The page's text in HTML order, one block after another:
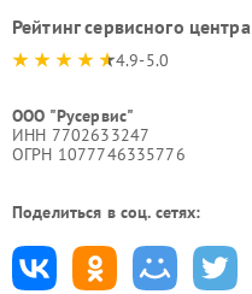
Рейтинг сервисного центра
4.9-5.0
ООО "Русервис"
ИНН 7702633247
ОГРН 1077746335776
Поделиться в соц. сетях: